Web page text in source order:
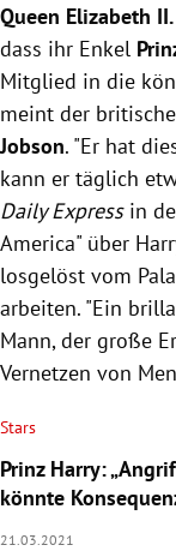
Untermenü
Queen Elizabeth II.
dass ihr Enkel
Mitglied in die
meint der
Jobson. "Er hat
kann er täglich
Daily Expressin
America" über
losgelöst vom
arbeiten. "Ein
Mann, der große
Vernetzen von
Stars
Prinz Harry:
könnte
21.03.2021